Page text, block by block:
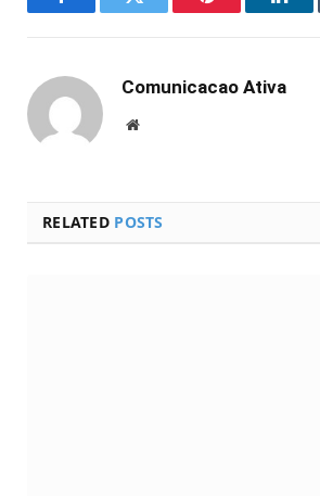
FacebookTwitter Pinterest
Comunicacao Ativa
Website
RELATED POSTS